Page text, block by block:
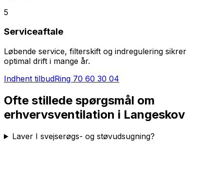
5
Serviceaftale
Løbende service, filterskift og indregulering sikrer
optimal drift i mange år.
Indhent tilbudRing 70 60 30 04
Ofte stillede spørgsmål om
erhvervsventilation i Langeskov
Laver I svejserøgs- og støvudsugning?